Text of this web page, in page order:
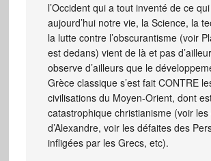
l’Occident qui a tout inventé de ce
aujourd’hui notre vie, la Science, la
la lutte contre l’obscurantisme (voir
est dedans) vient de là et pas
observe d’ailleurs que le
Grèce classique s’est fait CONTRE
civilisations du Moyen-Orient, dont
catastrophique christianisme (voir
d’Alexandre, voir les défaites des
infligées par les Grecs, etc).